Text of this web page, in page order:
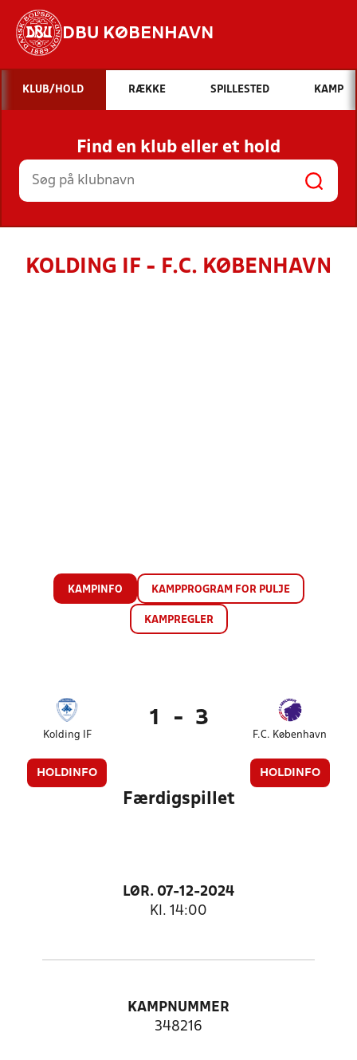
DBU KØBENHAVN
Hvad vil du søge efter?
INDHOLD OG NYHEDER
STILLINGER, RESULTATER, KLUBBER OG
HOLD
KLUB/HOLD RÆKKE SPILLESTED KAMP
Find en klub eller et hold
KOLDING IF - F.C. KØBENHAVN
KAMPINFO KAMPPROGRAM FOR PULJE
KAMPREGLER
Kolding IF
HOLDINFO
1 - 3
F.C. København
HOLDINFO
Færdigspillet
LØR. 07-12-2024
Kl. 14:00
KAMPNUMMER
348216